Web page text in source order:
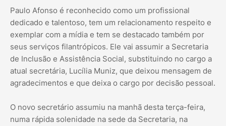
Paulo Afonso é reconhecido como um profissional
dedicado e talentoso, tem um relacionamento respeito e
exemplar com a mídia e tem se destacado também por
seus serviços filantrópicos. Ele vai assumir a Secretaria
de Inclusão e Assistência Social, substituindo no cargo a
atual secretária, Lucília Muniz, que deixou mensagem de
agradecimentos e que deixa o cargo por decisão pessoal.
O novo secretário assumiu na manhã desta terça-feira,
numa rápida solenidade na sede da Secretaria, na